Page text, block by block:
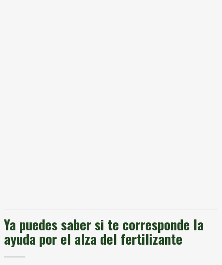
Ya puedes saber si te corresponde la
ayuda por el alza del fertilizante